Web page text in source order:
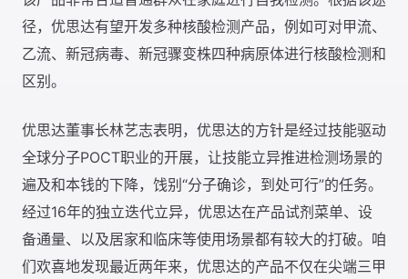
径，优思达有望开发多种核酸检测产品，例如可对甲流、
乙流、新冠病毒、新冠骤变株四种病原体进行核酸检测和
区别。
优思达董事长林艺志表明，优思达的方针是经过技能驱动
全球分子POCT职业的开展，让技能立异推进检测场景的
遍及和本钱的下降，饯别“分子确诊，到处可行”的任务。
经过16年的独立迭代立异，优思达在产品试剂菜单、设
备通量、以及居家和临床等使用场景都有较大的打破。咱
们欢喜地发现最近两年来，优思达的产品不仅在尖端三甲